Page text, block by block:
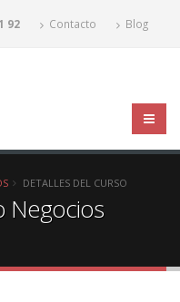
92 Contacto Blog
DETALLES DEL CURSO
Negocios